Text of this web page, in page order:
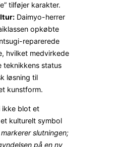
tilføjer karakter.
Daimyo-herrer
opkøbte
reparerede
hvilket medvirkede
status
løsning til
kunstform.
ikke blot et
kulturelt symbol
slutningen;
på en ny